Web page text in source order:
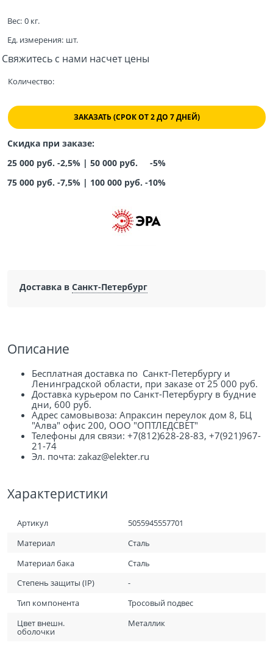
Вес: 0 кг.
Ед. измерения: шт.
Свяжитесь с нами насчет цены
Количество:
ЗАКАЗАТЬ (СРОК ОТ 2 ДО 7 ДНЕЙ)
Скидка при заказе:
25 000 руб. -2,5% | 50 000 руб. -5%
75 000 руб. -7,5% | 100 000 руб. -10%
Доставка в Санкт-Петербург
Описание
Бесплатная доставка по Санкт-Петербургу и
Ленинградской области, при заказе от 25 000 руб.
Доставка курьером по Санкт-Петербургу в будние
дни, 600 руб.
Адрес самовывоза: Апраксин переулок дом 8, БЦ
"Алва" офис 200, ООО "ОПТЛЕДСВЕТ"
Телефоны для связи: +7(812)628-28-83, +7(921)967-
21-74
Эл. почта: zakaz@elekter.ru
Характеристики
Артикул
5055945557701
Материал
Сталь
Материал бака
Сталь
Степень защиты (IP)
-
Тип компонента
Тросовый подвес
Цвет внешн.
оболочки
Металлик